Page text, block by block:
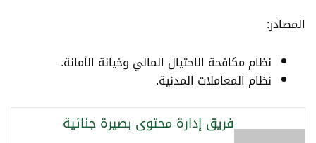
المصادر:
نظام مكافحة الاحتيال المالي وخيانة الأمانة.
نظام المعاملات المدنية.
فريق إدارة محتوى بصيرة جنائية